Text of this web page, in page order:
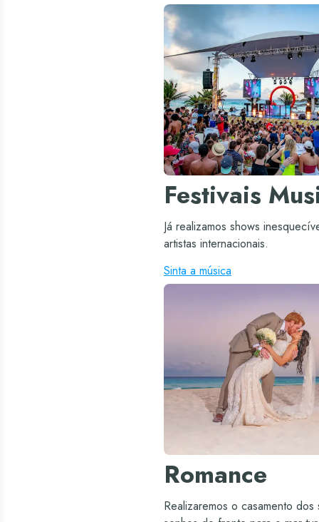
Festivais
Já realizamos shows
artistas internacionais.
Sinta a música
Romance
Realizaremos o casamento dos